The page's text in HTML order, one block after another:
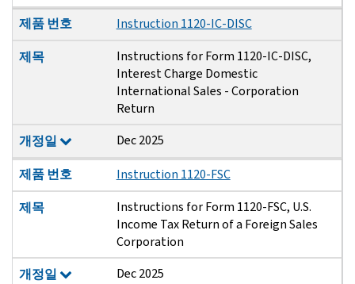
제품 번호
Instruction 1120-IC-DISC
제목
Instructions for Form 1120-IC-DISC,
Interest Charge Domestic
International Sales - Corporation
Return
개정일
Dec 2025
제품 번호
Instruction 1120-FSC
제목
Instructions for Form 1120-FSC, U.S.
Income Tax Return of a Foreign Sales
Corporation
개정일
Dec 2025